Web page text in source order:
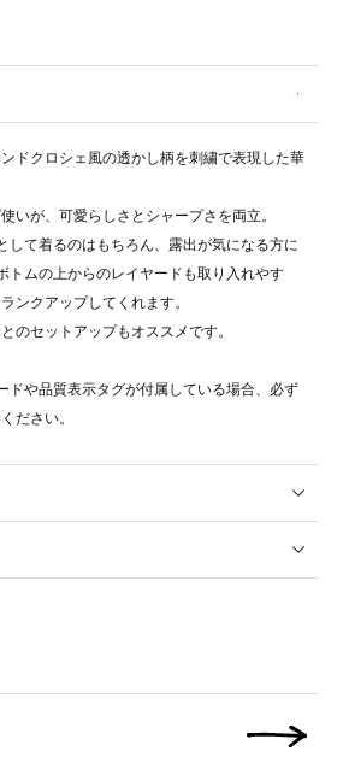
ドクロシェ風の透かし柄を刺繍で表現した華
いが、可愛らしさとシャープさを両立。
して着るのはもちろん、露出が気になる方に
トムの上からのレイヤードも取り入れやす
ンクアップしてくれます。
のセットアップもオススメです。
ドや品質表示タグが付属している場合、必ず
ださい。
次の画像